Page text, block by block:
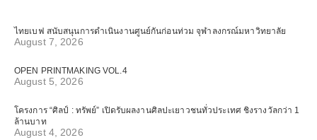
ไทยเบฟ สนับสนุนการดำเนินงานศูนย์กันก่อนท่วม จุฬาลงกรณ์มหาวิทยาลัย
August 7, 2026
OPEN PRINTMAKING VOL.4
August 5, 2026
โครงการ “ศิลป์ : ทรัพย์” เปิดรับผลงานศิลปะเยาวชนทั่วประเทศ ชิงรางวัลกว่า 1
ล้านบาท
August 4, 2026